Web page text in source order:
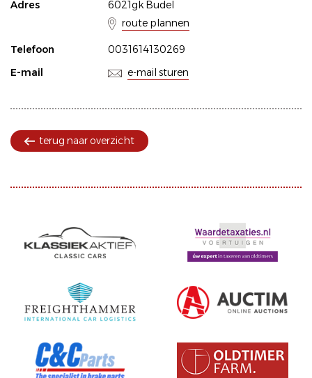
Adres
6021gk Budel
route plannen
Telefoon
0031614130269
E-mail
e-mail sturen
terug naar overzicht